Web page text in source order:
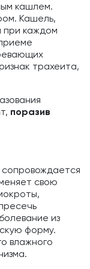
кашлем.
Кашель,
при каждом
трахеита,
поразив
сопровождается
свою
из
форму.
влажного